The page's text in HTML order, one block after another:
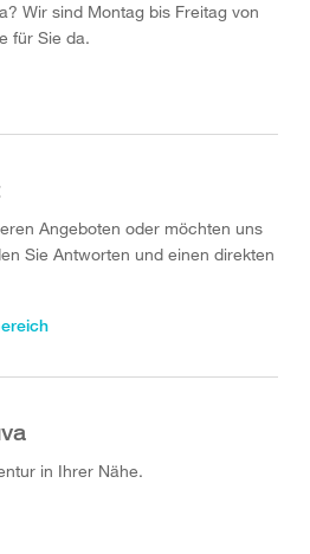
Wir sind Montag bis Freitag von
für Sie da.
Angeboten oder möchten uns
Sie Antworten und einen direkten
in Ihrer Nähe.